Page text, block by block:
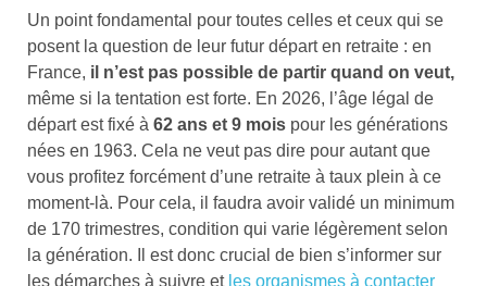
Un point fondamental pour toutes celles et ceux qui se
posent la question de leur futur départ en retraite : en
France, il n’est pas possible de partir quand on veut,
même si la tentation est forte. En 2026, l’âge légal de
départ est fixé à 62 ans et 9 mois pour les générations
nées en 1963. Cela ne veut pas dire pour autant que
vous profitez forcément d’une retraite à taux plein à ce
moment-là. Pour cela, il faudra avoir validé un minimum
de 170 trimestres, condition qui varie légèrement selon
la génération. Il est donc crucial de bien s’informer sur
les démarches à suivre et les organismes à contacter